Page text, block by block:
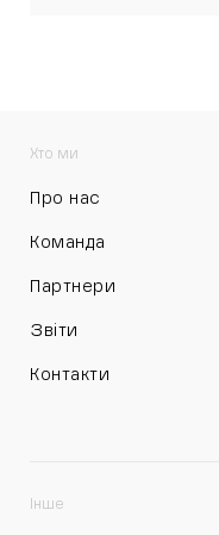
Хто ми
Про нас
Команда
Партнери
Звіти
Контакти
Інше